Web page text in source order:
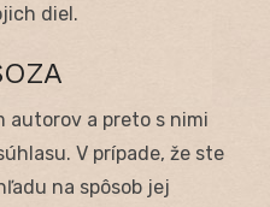
diel.
autorov a preto s nimi
V prípade, že ste
na spôsob jej